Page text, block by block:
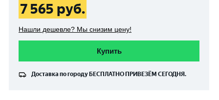
7 565 руб.
Нашли дешевле? Мы снизим цену!
Купить
Доставка по городу БЕСПЛАТНО ПРИВЕЗЁМ СЕГОДНЯ.